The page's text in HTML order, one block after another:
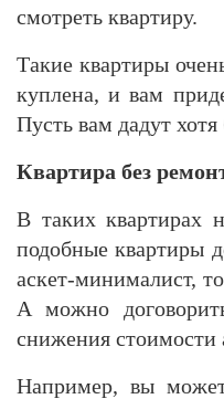
смотреть квартиру.
Такие квартиры
куплена, и вам
Пусть вам дадут
Квартира без
В таких квартирах
подобные квартиры
аскет-минималист,
А можно
снижения стоимости
Например, вы